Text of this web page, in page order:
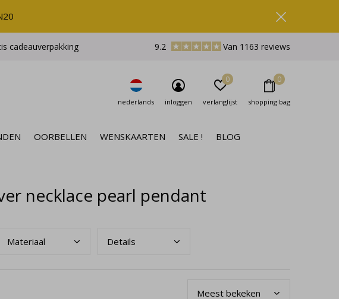
OORBELLEN WENSKAARTEN SALE ! BLOG
nederlands inloggen verlanglijst
0
shopping bag
0
cadeauverpakking 9.2 Van 1163 reviews
necklace pearl pendant
Materiaal Details